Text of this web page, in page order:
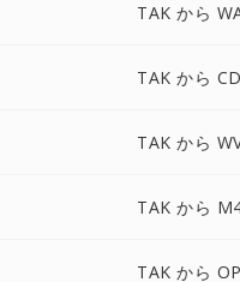
TAK から
TAK から
TAK から
TAK から
TAK から